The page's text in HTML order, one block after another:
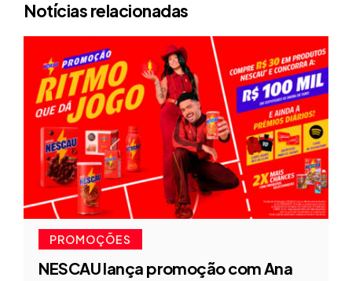
Notícias relacionadas
PROMOÇÕES
NESCAU lança promoção com Ana